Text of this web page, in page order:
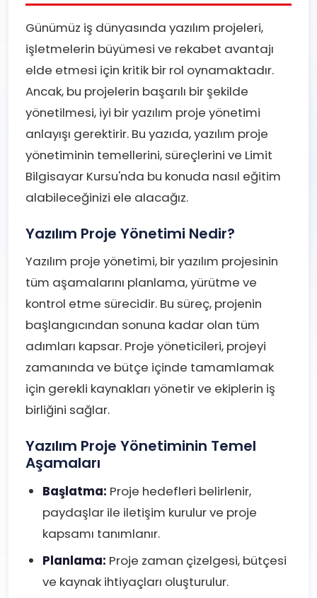
Günümüz iş dünyasında yazılım projeleri,
işletmelerin büyümesi ve rekabet avantajı
elde etmesi için kritik bir rol oynamaktadır.
Ancak, bu projelerin başarılı bir şekilde
yönetilmesi, iyi bir yazılım proje yönetimi
anlayışı gerektirir. Bu yazıda, yazılım proje
yönetiminin temellerini, süreçlerini ve Limit
Bilgisayar Kursu'nda bu konuda nasıl eğitim
alabileceğinizi ele alacağız.
Yazılım Proje Yönetimi Nedir?
Yazılım proje yönetimi, bir yazılım projesinin
tüm aşamalarını planlama, yürütme ve
kontrol etme sürecidir. Bu süreç, projenin
başlangıcından sonuna kadar olan tüm
adımları kapsar. Proje yöneticileri, projeyi
zamanında ve bütçe içinde tamamlamak
için gerekli kaynakları yönetir ve ekiplerin iş
birliğini sağlar.
Yazılım Proje Yönetiminin Temel
Aşamaları
Başlatma: Proje hedefleri belirlenir,
paydaşlar ile iletişim kurulur ve proje
kapsamı tanımlanır.
Planlama: Proje zaman çizelgesi, bütçesi
ve kaynak ihtiyaçları oluşturulur.